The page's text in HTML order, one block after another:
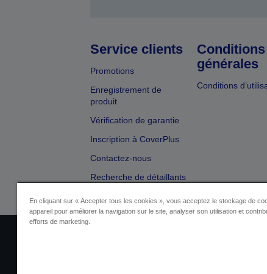
Service clients
Promotions
Enregistrement de
produit
Vérification de garantie
Inscription à CoverPlus
Contactez-nous
Recherche de détaillants
Conditions
générales
Conditions
En cliquant sur « Accepter tous les cookies », vous acceptez le stockage de
appareil pour améliorer la navigation sur le site, analyser son utilisation et
efforts de marketing.